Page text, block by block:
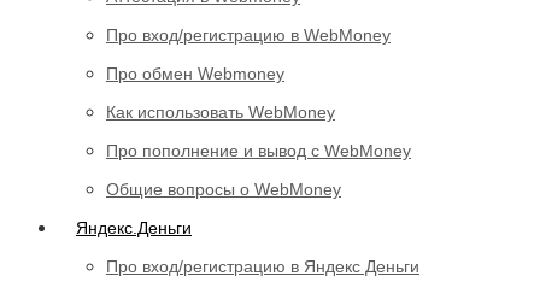
Про вход/регистрацию в WebMoney
Про обмен Webmoney
Как использовать WebMoney
Про пополнение и вывод с WebMoney
Общие вопросы о WebMoney
Яндекс.Деньги
Про вход/регистрацию в Яндекс Деньги